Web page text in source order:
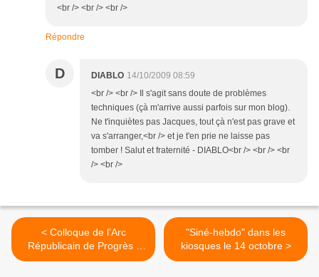
<br /> <br /> <br />
Répondre
D DIABLO 14/10/2009 08:59
<br /> <br /> Il s'agit sans doute de problèmes
techniques (çà m'arrive aussi parfois sur mon blog).
Ne t'inquiètes pas Jacques, tout çà n'est pas grave et
va s'arranger,<br /> et je t'en prie ne laisse pas
tomber ! Salut et fraternité - DIABLO<br /> <br /> <br
/> <br />
< Colloque de l’Arc
Républicain de Progrès :
Fidélités et continuité
"Siné-hebdo" dans les
kiosques le 14 octobre >